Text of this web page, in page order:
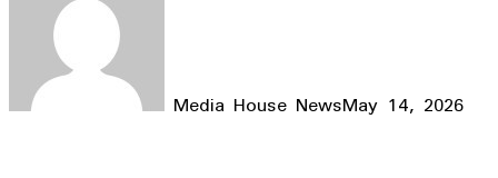
Media House NewsMay 14, 2026